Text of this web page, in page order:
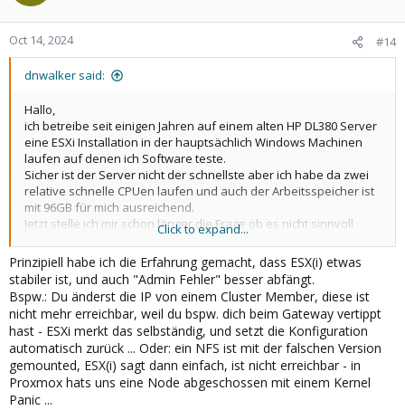
o
n
Oct 14, 2024 #14
dnwalker said:
Hallo,
ich betreibe seit einigen Jahren auf einem alten HP DL380 Server
eine ESXi Installation in der hauptsächlich Windows Machinen
laufen auf denen ich Software teste.
Sicher ist der Server nicht der schnellste aber ich habe da zwei
relative schnelle CPUen laufen und auch der Arbeitsspeicher ist
mit 96GB für mich ausreichend.
Jetzt stelle ich mir schon länger die Frage ob es nicht sinnvoll
wäre auf Proxmox umzustellen wobei ich von Proxmox absolut
keine Ahnung habe und auch im Bereich Linux nur über sehr
wenig Erfahrung vorweisen kann.
Jetzt stelle sich die Frage welche Lösung läuft auf so einer alten
Hardware besser bzw. schneller?
Es wäre klasse wenn Ihr mir die Frage beantworten könntet.
Schöne Grüße
dnwalker
Click to expand...
Prinzipiell habe ich die Erfahrung gemacht, dass ESX(i) etwas
stabiler ist, und auch "Admin Fehler" besser abfängt.
Bspw.: Du änderst die IP von einem Cluster Member, diese ist
nicht mehr erreichbar, weil du bspw. dich beim Gateway vertippt
hast - ESXi merkt das selbständig, und setzt die Konfiguration
automatisch zurück ... Oder: ein NFS ist mit der falschen Version
gemounted, ESX(i) sagt dann einfach, ist nicht erreichbar - in
Proxmox hats uns eine Node abgeschossen mit einem Kernel
Panic ...